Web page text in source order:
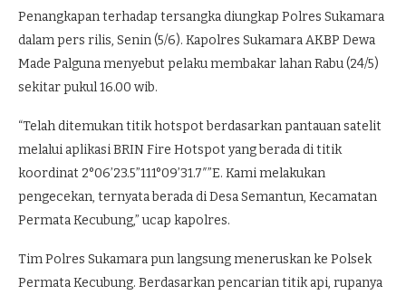
Penangkapan terhadap tersangka diungkap Polres Sukamara
dalam pers rilis, Senin (5/6). Kapolres Sukamara AKBP Dewa
Made Palguna menyebut pelaku membakar lahan Rabu (24/5)
sekitar pukul 16.00 wib.
“Telah ditemukan titik hotspot berdasarkan pantauan satelit
melalui aplikasi BRIN Fire Hotspot yang berada di titik
koordinat 2°06’23.5”111°09’31.7″”E. Kami melakukan
pengecekan, ternyata berada di Desa Semantun, Kecamatan
Permata Kecubung,” ucap kapolres.
Tim Polres Sukamara pun langsung meneruskan ke Polsek
Permata Kecubung. Berdasarkan pencarian titik api, rupanya